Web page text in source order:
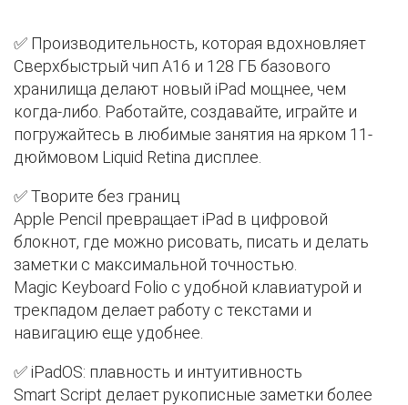
✅ Производительность, которая вдохновляет
Сверхбыстрый чип A16 и 128 ГБ базового
хранилища делают новый iPad мощнее, чем
когда-либо. Работайте, создавайте, играйте и
погружайтесь в любимые занятия на ярком 11-
дюймовом Liquid Retina дисплее.
✅ Творите без границ
Apple Pencil превращает iPad в цифровой
блокнот, где можно рисовать, писать и делать
заметки с максимальной точностью.
Magic Keyboard Folio с удобной клавиатурой и
трекпадом делает работу с текстами и
навигацию еще удобнее.
✅ iPadOS: плавность и интуитивность
Smart Script делает рукописные заметки более